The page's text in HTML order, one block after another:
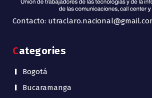
Contacto:
Categories
Bogotá
Bucaramanga